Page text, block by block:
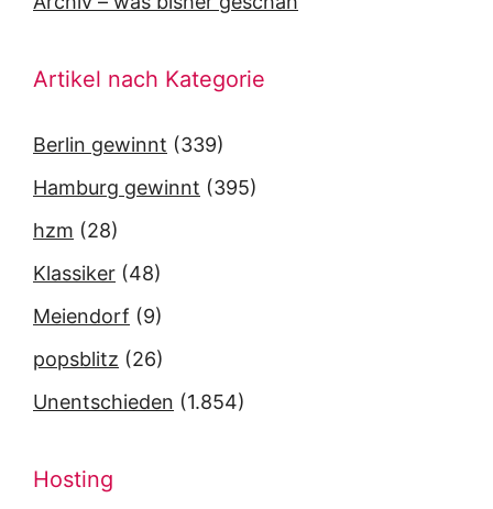
Artikel nach Kategorie
Berlin gewinnt (339)
Hamburg gewinnt (395)
hzm (28)
Klassiker (48)
Meiendorf (9)
popsblitz (26)
Unentschieden (1.854)
Hosting